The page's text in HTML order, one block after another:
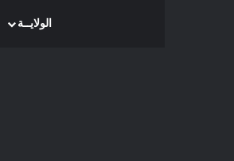
الرئيسيةالولايــة